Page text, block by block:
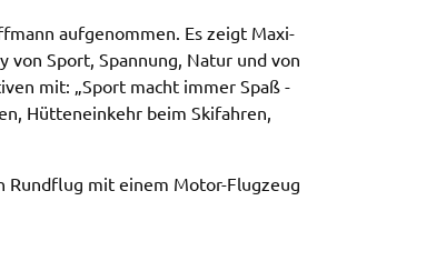
aufge­nom­men. Es zeigt Maxi­
von Sport, Span­nung, Natur und von
mit: „Sport macht immer Spaß -
Hütten­ein­kehr beim Skifah­ren,
Rund­flug mit einem Motor-Flug­zeug